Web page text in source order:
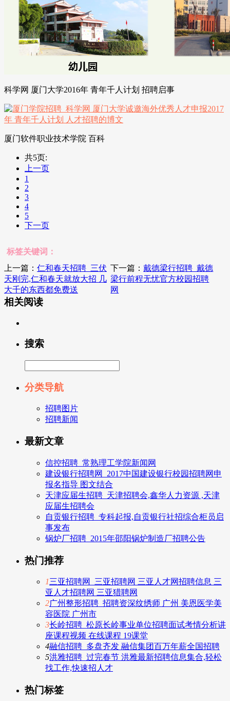
科学网 厦门大学2016年 青年千人计划 招聘启事
厦门软件职业技术学院 百科
共5页:
上一页
1
2
3
4
5
下一页
标签关键词：
上一篇： 仁和春天招聘_三伏
天刚完,仁和春天就放大招 几
大千的东西都免费送
下一篇：戴德梁行招聘_戴德
梁行前程无忧官方校园招聘
网
相关阅读
搜索
分类导航
招聘图片
招聘新闻
最新文章
信控招聘_常熟理工学院新闻网
建设银行招聘网_2017中国建设银行校园招聘网申
报名指导 图文结合
天津应届生招聘_天津招聘会,鑫华人力资源 ,天津
应届生招聘会
自贡银行招聘_专科起报,自贡银行社招综合柜员启
事发布
锅炉厂招聘_2015年邵阳锅炉制造厂招聘公告
热门推荐
1三亚招聘网_三亚招聘网 三亚人才网招聘信息 三
亚人才招聘网 三亚猎聘网
2广州整形招聘_招聘资深纹绣师 广州 美恩医学美
容医院 广州市
3长岭招聘_松原长岭事业单位招聘面试考情分析讲
座课程视频 在线课程 19课堂
4融信招聘_多盘齐发 融信集团百万年薪全国招聘
5洪雅招聘_过完春节 洪雅最新招聘信息集合,轻松
找工作,快速招人才
热门标签